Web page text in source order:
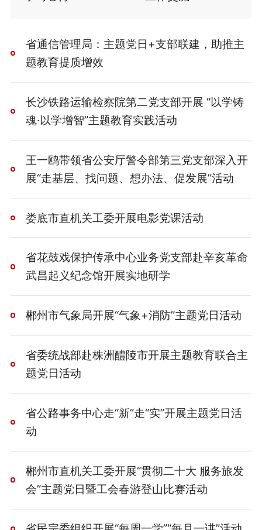
省通信管理局：主题党日+支部联建，助推主
题教育提质增效
长沙铁路运输检察院第二党支部开展 “以学铸
魂·以学增智”主题教育实践活动
王一鸥带领省公安厅警令部第三党支部深入开
展“走基层、找问题、想办法、促发展”活动
娄底市直机关工委开展电影党课活动
省花鼓戏保护传承中心业务党支部赴辛亥革命
武昌起义纪念馆开展实地研学
郴州市气象局开展“气象+消防”主题党日活动
省委统战部赴株洲醴陵市开展主题教育联合主
题党日活动
省公路事务中心走“新”走“实”开展主题党日活
动
郴州市直机关工委开展“贯彻二十大 服务旅发
会”主题党日暨工会春游登山比赛活动